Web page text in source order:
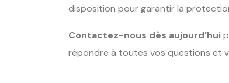
disposition pour garantir la
Contactez-nous dès aujourd’hui
répondre à toutes vos questions et